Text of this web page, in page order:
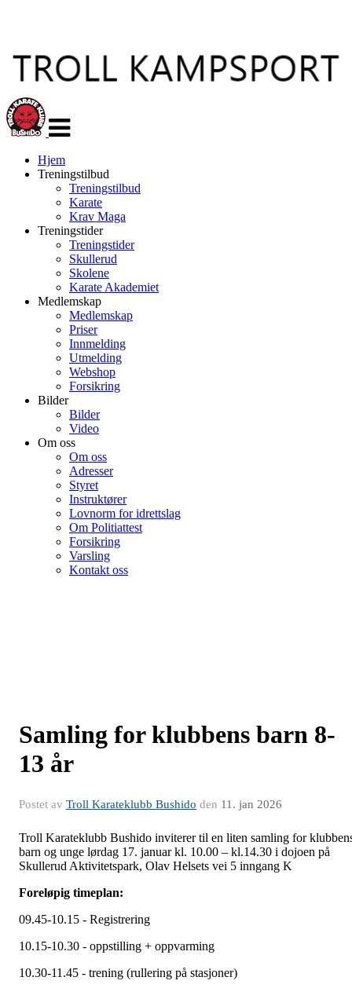
navigasjon
Hjem
Treningstilbud
Treningstilbud
Karate
Krav Maga
Treningstider
Treningstider
Skullerud
Skolene
Karate Akademiet
Medlemskap
Medlemskap
Priser
Innmelding
Utmelding
Webshop
Forsikring
Bilder
Bilder
Video
Om oss
Om oss
Adresser
Styret
Instruktører
Lovnorm for idrettslag
Om Politiattest
Forsikring
Varsling
Kontakt oss
Samling for klubbens barn 8-
13 år
Postet av Troll Karateklubb Bushido den 11. jan 2026
Troll Karateklubb Bushido inviterer til en liten samling for
barn og unge lørdag 17. januar kl. 10.00 – kl.14.30 i dojoen på
Skullerud Aktivitetspark, Olav Helsets vei 5 inngang K
Foreløpig timeplan:
09.45-10.15 - Registrering
10.15-10.30 - oppstilling + oppvarming
10.30-11.45 - trening (rullering på stasjoner)